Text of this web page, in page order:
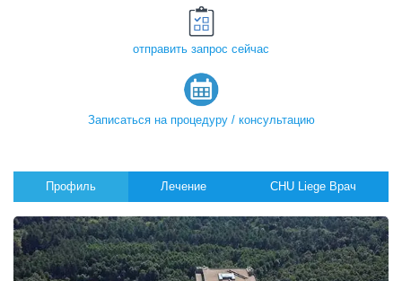
отправить запрос сейчас
Записаться на процедуру / консультацию
Профиль Лечение CHU Liege Врач